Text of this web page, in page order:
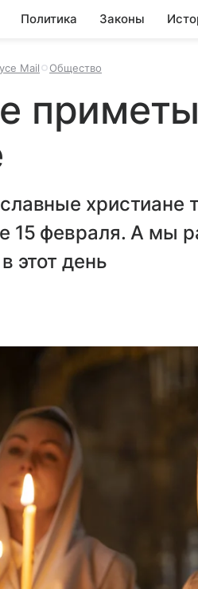
Политика Законы
Mail Общество
христиане
15 февраля. А мы
этот день